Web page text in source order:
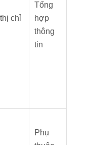
chỉ
Tổng
hợp
thông
tin
Phụ